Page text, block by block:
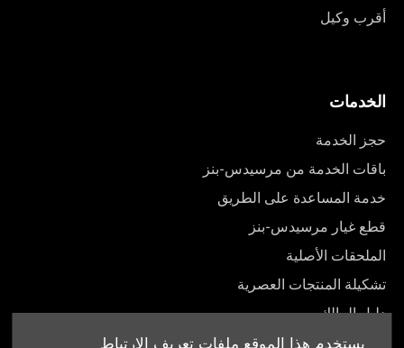
يستخدم هذا الموقع ملفات تعريف الارتباط
أقرب وكيل
الخدمات
حجز الخدمة
باقات الخدمة من مرسيدس-بنز
خدمة المساعدة على الطريق
قطع غيار مرسيدس-بنز
الملحقات الأصلية
تشكيلة المنتجات العصرية
دليل المالك